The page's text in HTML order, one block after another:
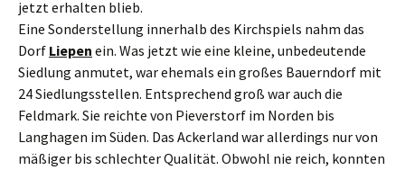
jetzt erhalten blieb.
Eine Sonderstellung innerhalb des Kirchspiels nahm das
Dorf Liepen ein. Was jetzt wie eine kleine, unbedeutende
Siedlung anmutet, war ehemals ein großes Bauerndorf mit
24 Siedlungsstellen. Entsprechend groß war auch die
Feldmark. Sie reichte von Pieverstorf im Norden bis
Langhagen im Süden. Das Ackerland war allerdings nur von
mäßiger bis schlechter Qualität. Obwohl nie reich, konnten